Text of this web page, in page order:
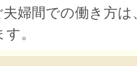
婦間での働き方は
。